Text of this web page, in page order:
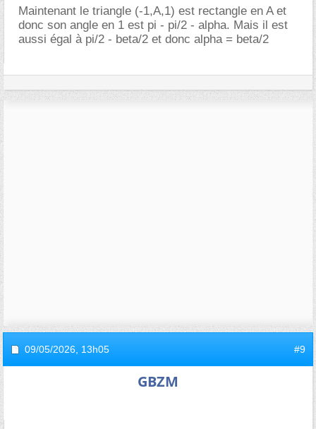
Maintenant le triangle (-1,A,1) est rectangle en A et
donc son angle en 1 est pi - pi/2 - alpha. Mais il est
aussi égal à pi/2 - beta/2 et donc alpha = beta/2
09/05/2026, 13h05 #9
GBZM